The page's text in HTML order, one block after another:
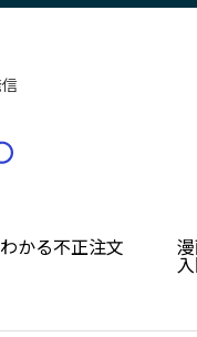
かる不正注文